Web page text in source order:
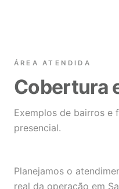
ÁREA ATENDIDA
Cobertura
Exemplos de bairros e
presencial.
Planejamos o
real da operação em